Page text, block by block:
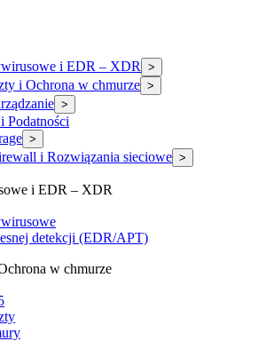
i EDR – XDR >
i Ochrona w chmurze >
>
Podatności
>
i Rozwiązania sieciowe >
i EDR – XDR
detekcji (EDR/APT)
w chmurze